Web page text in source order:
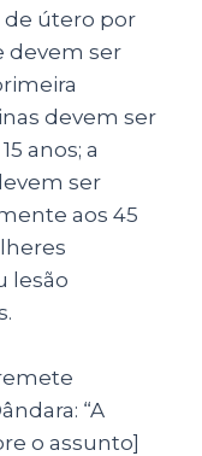
de útero por
devem ser
devem ser
anos; a
ser
aos 45
lesão
“A
o assunto]